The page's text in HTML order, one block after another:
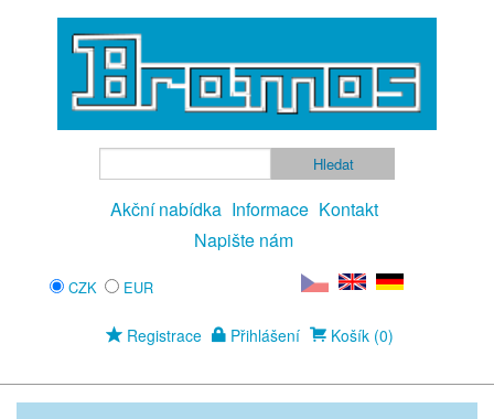
Akční nabídka Informace Kontakt
Napište nám
CZK EUR
Registrace Přihlášení Košík (0)